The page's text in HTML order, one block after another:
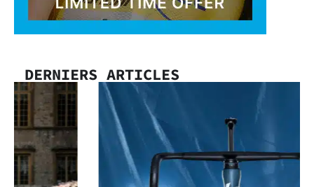
DERNIERS ARTICLES